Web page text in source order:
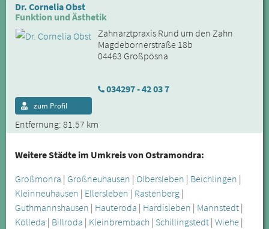
Dr. Cornelia Obst
Funktion und Ästhetik
Zahnarztpraxis Rund um den Zahn
Magdebornerstraße 18b
04463 Großpösna
034297 - 42 03 7
Entfernung: 81.57 km
zum Profil
Weitere Städte im Umkreis von Ostramondra:
Großmonra | Großneuhausen | Olbersleben | Beichlingen |
Kleinneuhausen | Ellersleben | Rastenberg |
Guthmannshausen | Hauteroda | Hardisleben | Mannstedt |
Kölleda | Billroda | Kleinbrembach | Schillingstedt | Wiehe |